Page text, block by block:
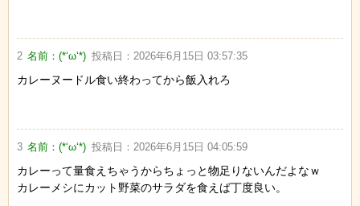
2 名前：(*‘ω‘*) 投稿日： 2026年6月15日 03:57:35
カレーヌードル食い終わってから飯入れろ
3 名前：(*‘ω‘*) 投稿日： 2026年6月15日 04:05:59
カレーって量食えちゃうからちょっと物足りないんだよなｗ
カレーメシにカット野菜のサラダを食えば丁度良い。